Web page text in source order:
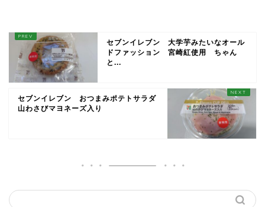
セブンイレブン 大学芋みたいなオール
ドファッション 宮崎紅使用 ちゃん
と...
セブンイレブン おつまみポテトサラダ
山わさびマヨネーズ入り